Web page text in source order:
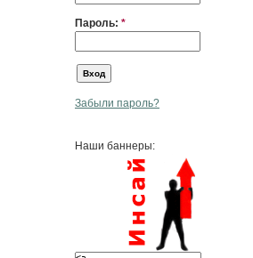
Пароль: *
Забыли пароль?
Наши баннеры: